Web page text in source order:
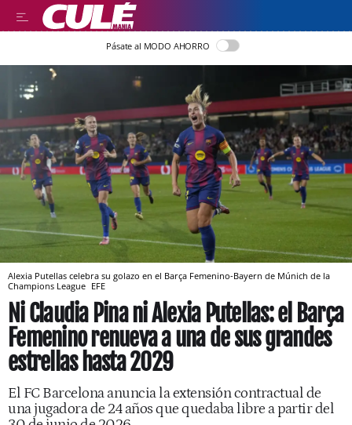
Pásate al MODO AHORRO
Alexia Putellas celebra su golazo en el Barça Femenino-Bayern de Múnich de la
Champions League EFE
Ni Claudia Pina ni Alexia Putellas: el Barça
Femenino renueva a una de sus grandes
estrellas hasta 2029
El FC Barcelona anuncia la extensión contractual de
una jugadora de 24 años que quedaba libre a partir del